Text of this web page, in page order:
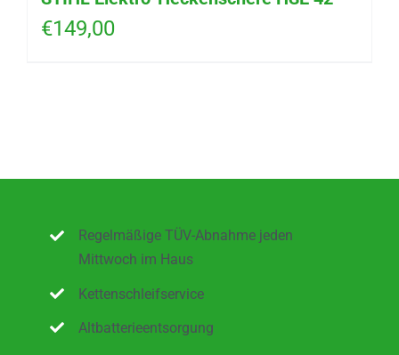
€149,00
Regelmäßige TÜV-Abnahme jeden
Mittwoch im Haus
Kettenschleifservice
Altbatterieentsorgung